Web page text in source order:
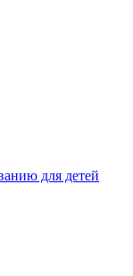
для детей